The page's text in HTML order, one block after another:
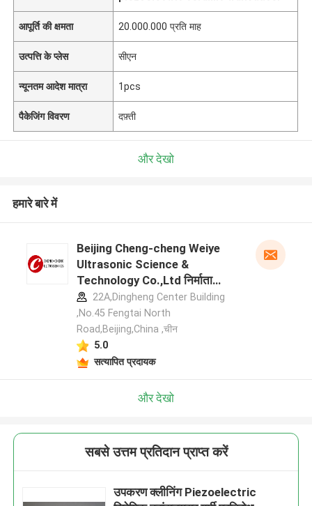
आपूर्ति की क्षमता 20.000.000 प्रति माह
उत्पत्ति के प्लेस सीएन
न्यूनतम आदेश मात्रा 1pcs
पैकेजिंग विवरण दफ़्ती
और देखो
हमारे बारे में
Beijing Cheng-cheng Weiye
Ultrasonic Science &
Technology Co.,Ltd निर्माता
प्रोफ़ाइल
22A,Dingheng Center Building
,No.45 Fengtai North
Road,Beijing,China ,चीन
5.0
सत्यापित प्रदायक
और देखो
सबसे उत्तम प्रतिदान प्राप्त करें
उपकरण क्लीनिंग Piezoelectric